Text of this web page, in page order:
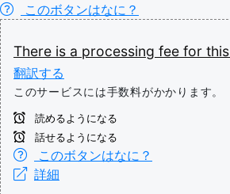
このボタンはなに？
There is a processing fee for this
翻訳する
このサービスには手数料がかかります。
読めるようになる
話せるようになる
このボタンはなに？
詳細